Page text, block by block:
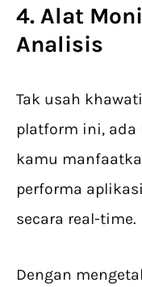
4. Alat
Analisis
Tak usah
platform ini, ada
kamu
performa
secara real-time.
Dengan